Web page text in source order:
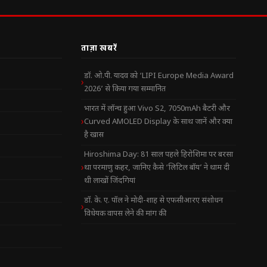
ताज़ा खबरें
डॉ. ओ.पी. यादव को ‘LIPI Europe Media Award
2026’ से किया गया सम्मानित
भारत में लॉन्च हुआ Vivo S2, 7050mAh बैटरी और
Curved AMOLED Display के साथ जानें और क्या
है खास
Hiroshima Day: 81 साल पहले हिरोशिमा पर बरसा
था परमाणु कहर, जानिए कैसे ‘लिटिल बॉय’ ने थाम दी
थी लाखों जिंदगियां
डॉ. के. ए. पॉल ने मोदी-शाह से एफसीआरए संशोधन
विधेयक वापस लेने की मांग की